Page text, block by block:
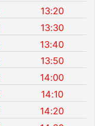
13:20
13:30
13:40
13:50
14:00
14:10
14:20